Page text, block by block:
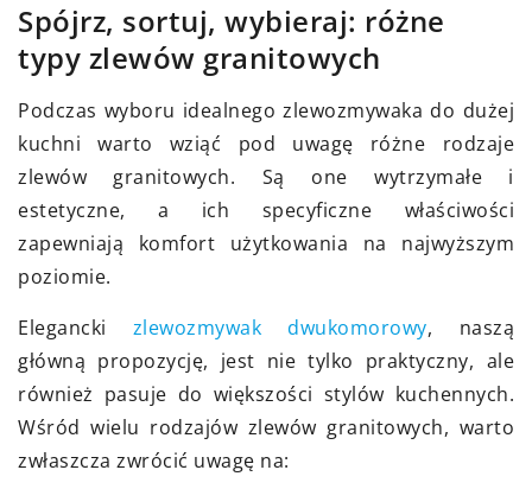
Spójrz, sortuj, wybieraj: różne
typy zlewów granitowych
Podczas wyboru idealnego zlewozmywaka do dużej
kuchni warto wziąć pod uwagę różne rodzaje
zlewów granitowych. Są one wytrzymałe i
estetyczne, a ich specyficzne właściwości
zapewniają komfort użytkowania na najwyższym
poziomie.
Elegancki zlewozmywak dwukomorowy, naszą
główną propozycję, jest nie tylko praktyczny, ale
również pasuje do większości stylów kuchennych.
Wśród wielu rodzajów zlewów granitowych, warto
zwłaszcza zwrócić uwagę na: